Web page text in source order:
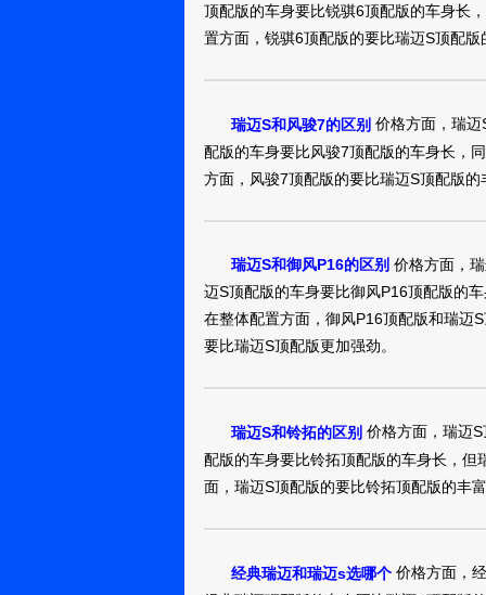
车买回来己开了
下，时逄冬季我
路上只要舍得给
四驱柴油SUV要
瑞迈2016款
真实油耗：4-5毛
款，外援太丑了
还不错，毕竟也
非常棒，有点超
重庆：用户
10534805
瑞迈2016款
2017年10月18号
码发动机转速
时发动机熄火后
间发动机燃烧室
动机抱死，涡轮
车看是老牌子，
发动机散热水管
滨州：QS48
真实油耗：8.0L/
虎，中和下来，
顶配版的车身要比锐骐6顶配版的车身长
置方面，锐骐6顶配版的要比瑞迈S顶配
瑞迈S和风骏7的区别 价格方面，瑞
配版的车身要比风骏7顶配版的车身长，
方面，风骏7顶配版的要比瑞迈S顶配版
瑞迈S和御风P16的区别 价格方面，
迈S顶配版的车身要比御风P16顶配版的
在整体配置方面，御风P16顶配版和瑞迈
要比瑞迈S顶配版更加强劲。
瑞迈S和铃拓的区别 价格方面，瑞迈
配版的车身要比铃拓顶配版的车身长，
面，瑞迈S顶配版的要比铃拓顶配版的丰
经典瑞迈和瑞迈s选哪个 价格方面，